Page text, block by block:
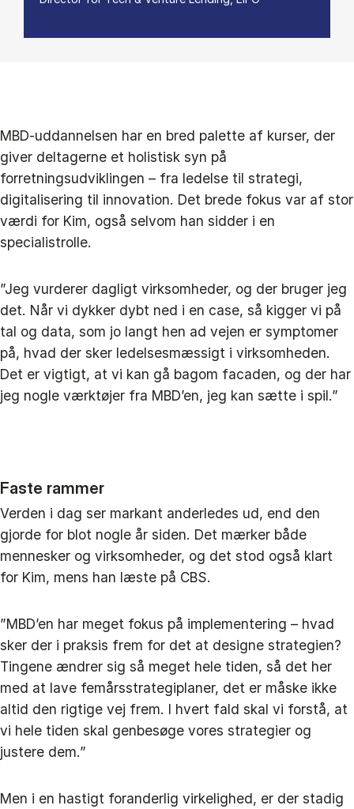
MBD-uddannelsen har en bred palette af kurser, der
giver deltagerne et holistisk syn på
forretningsudviklingen – fra ledelse til strategi,
digitalisering til innovation. Det brede fokus var af stor
værdi for Kim, også selvom han sidder i en
specialistrolle.
”Jeg vurderer dagligt virksomheder, og der bruger jeg
det. Når vi dykker dybt ned i en case, så kigger vi på
tal og data, som jo langt hen ad vejen er symptomer
på, hvad der sker ledelsesmæssigt i virksomheden.
Det er vigtigt, at vi kan gå bagom facaden, og der har
jeg nogle værktøjer fra MBD’en, jeg kan sætte i spil.”
Faste rammer
Verden i dag ser markant anderledes ud, end den
gjorde for blot nogle år siden. Det mærker både
mennesker og virksomheder, og det stod også klart
for Kim, mens han læste på CBS.
”MBD’en har meget fokus på implementering – hvad
sker der i praksis frem for det at designe strategien?
Tingene ændrer sig så meget hele tiden, så det her
med at lave femårsstrategiplaner, det er måske ikke
altid den rigtige vej frem. I hvert fald skal vi forstå, at
vi hele tiden skal genbesøge vores strategier og
justere dem.”
Men i en hastigt foranderlig virkelighed, er der stadig